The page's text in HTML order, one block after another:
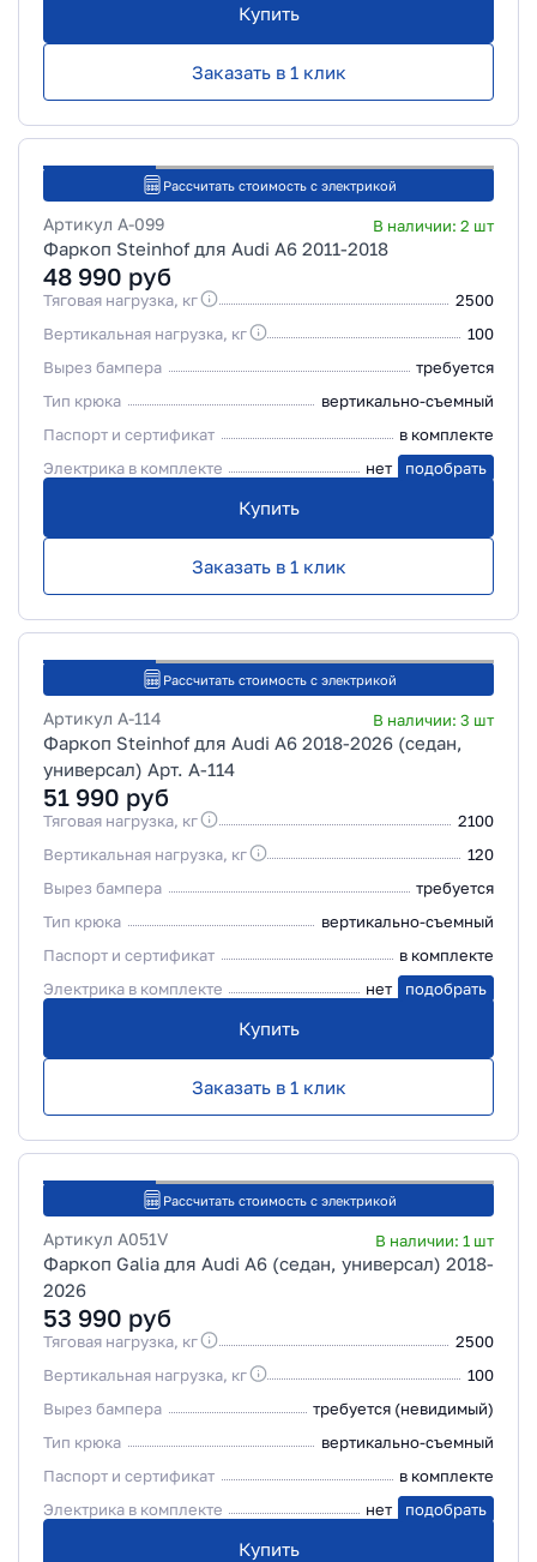
Купить
Заказать в 1 клик
Рассчитать стоимость с электрикой
Артикул A-099 В наличии: 2 шт
Фаркоп Steinhof для Audi A6 2011-2018
48 990 руб
Тяговая нагрузка, кг
2500
Вертикальная нагрузка, кг
100
Вырез бампера
требуется
Тип крюка
вертикально-съемный
Паспорт и сертификат
в комплекте
Электрика в комплекте
нет подобрать
Купить
Заказать в 1 клик
Рассчитать стоимость с электрикой
Артикул A-114 В наличии: 3 шт
Фаркоп Steinhof для Audi A6 2018-2026 (седан,
универсал) Арт. A-114
51 990 руб
Тяговая нагрузка, кг
2100
Вертикальная нагрузка, кг
120
Вырез бампера
требуется
Тип крюка
вертикально-съемный
Паспорт и сертификат
в комплекте
Электрика в комплекте
нет подобрать
Купить
Заказать в 1 клик
Рассчитать стоимость с электрикой
Артикул A051V В наличии: 1 шт
Фаркоп Galia для Audi A6 (седан, универсал) 2018-
2026
53 990 руб
Тяговая нагрузка, кг
2500
Вертикальная нагрузка, кг
100
Вырез бампера
требуется (невидимый)
Тип крюка
вертикально-съемный
Паспорт и сертификат
в комплекте
Электрика в комплекте
нет подобрать
Купить